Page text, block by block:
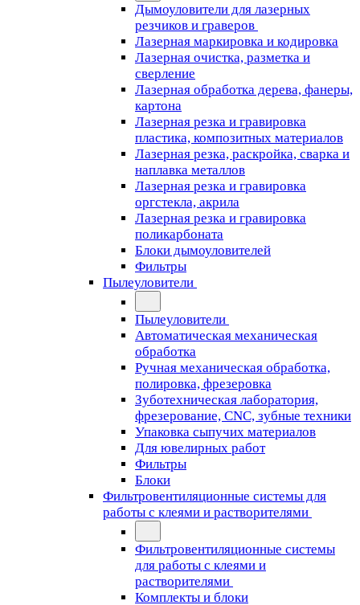
Дымоуловители для лазерных
резчиков и граверов
Лазерная маркировка и кодировка
Лазерная очистка, разметка и
сверление
Лазерная обработка дерева, фанеры,
картона
Лазерная резка и гравировка
пластика, композитных материалов
Лазерная резка, раскройка, сварка и
наплавка металлов
Лазерная резка и гравировка
оргстекла, акрила
Лазерная резка и гравировка
поликарбоната
Блоки дымоуловителей
Фильтры
Пылеуловители
Пылеуловители
Автоматическая механическая
обработка
Ручная механическая обработка,
полировка, фрезеровка
Зуботехническая лаборатория,
фрезерование, CNC, зубные техники
Упаковка сыпучих материалов
Для ювелирных работ
Фильтры
Блоки
Фильтровентиляционные системы для
работы с клеями и растворителями
Фильтровентиляционные системы
для работы с клеями и
растворителями
Комплекты и блоки